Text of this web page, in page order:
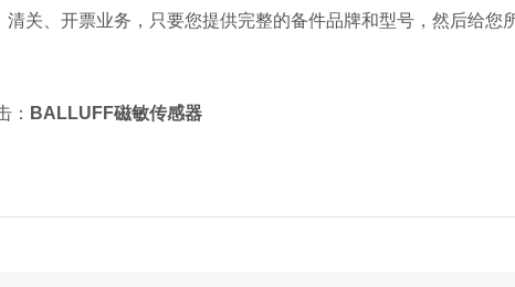
关、开票业务，只要您提供完整的备件品牌和型号，然后给您
： BALLUFF磁敏传感器